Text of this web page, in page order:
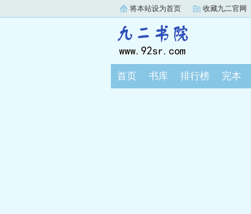
将本站设为首页 收藏九二官网
首页 书库 排行榜 完本